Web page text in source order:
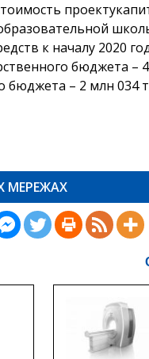
к началу 2020
бюджета –
бюджета – 2 млн 034
МЕРЕЖАХ